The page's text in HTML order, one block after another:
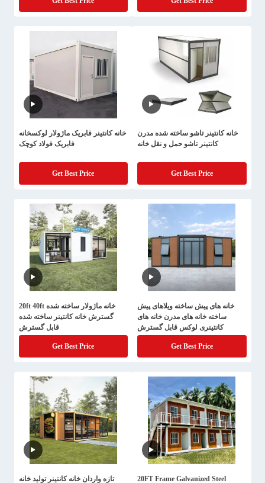
خانه کانتینر تاشو ساخته شده مدرن
کانتینر تاشو حمل و نقل خانه
Get Best Price
خانه کانتینر فابریک ماژولار لوکسخانه
فابریک فولاد کوچک
Get Best Price
خانه های پیش ساخته ویلاهای پیش
ساخته خانه های مدرن خانه های
کانتینری لوکس قابل گسترش
Get Best Price
خانه ماژولار ساخته شده 20ft 40ft
گسترش خانه کانتینر ساخته شده
قابل گسترش
Get Best Price
20FT Frame Galvanized Steel
تازه واردان خانه کانتینر تولید خانه